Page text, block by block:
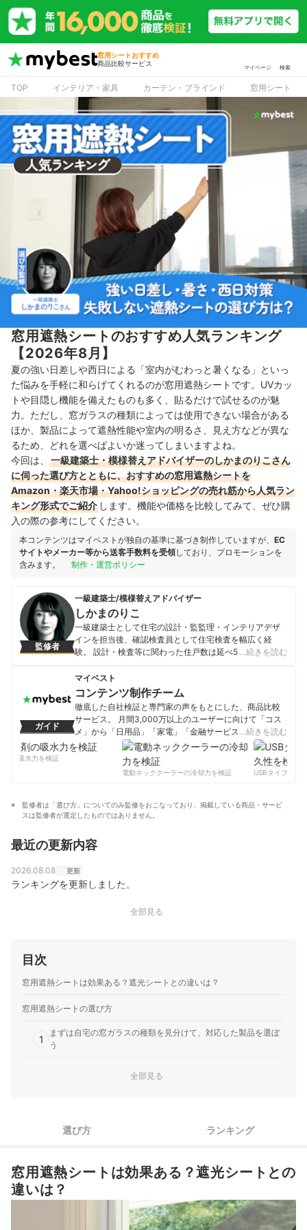
窓用シートおすすめ
商品比較サービス
マイページ 検索
TOP インテリア・家具 カーテン・ブラインド 窓用シート
窓用遮熱シートのおすすめ人気ランキング
【2026年8月】
夏の強い日差しや西日による「室内がむわっと暑くなる」といっ
た悩みを手軽に和らげてくれるのが窓用遮熱シートです。UVカッ
トや目隠し機能を備えたものも多く、貼るだけで試せるのが魅
力。ただし、窓ガラスの種類によっては使用できない場合がある
ほか、製品によって遮熱性能や室内の明るさ、見え方などが異な
るため、どれを選べばよいか迷ってしまいますよね。
今回は、
一級建築士・模様替えアドバイザーのしかまのりこさん
に伺った選び方とともに、おすすめの窓用遮熱シートを
Amazon・楽天市場・Yahoo!ショッピングの売れ筋から人気ラン
キング形式でご紹介 します。機能や価格を比較してみて、ぜひ購
入の際の参考にしてください。
本コンテンツはマイベストが独自の基準に基づき制作していますが、 EC
サイトやメーカー等から送客手数料を受領しており、プロモーションを
含みます。
制作・運営ポリシー
監修者
一級建築士/模様替えアドバイザー
しかまのりこ
一級建築士として住宅の設計・監監理・インテリアデザ
インを担当後、確認検査員として住宅検査を幅広く経
験。 設計・検査等に関わった住戸数は延べ5,000軒以上
納」の観点から整える独自メソッドにより、 機能的な空
間づくりのアドバイスをおこない、TVや雑誌でも活躍
中。著書に『家具配置のルール』『狭い家でも子どもと
快適に暮らすための部屋作りのルール』（彩図社）など
がある。
しかまのりこのプロフィール
…続きを読む
ガイド
マイベスト
コンテンツ制作チーム
徹底した自社検証と専門家の声をもとにした、商品比較
サービス。 月間3,000万以上のユーザーに向けて「コス
メ」から「日用品」「家電」「金融サービス」まで、ベ
ストな商品を選んでもらうために、毎日コンテンツを制
コンテンツ制作チームのプロフィール
…続きを読む
の吸水力を検証
電動ネッククーラーの冷却力を検証
USBタイプCケー
監修者は「選び方」についてのみ監修をおこなっており、掲載している商品・サービ
スは監修者が選定したものではありません。
最近の更新内容
2026.08.08 更新
ランキングを更新しました。
全部見る
目次
窓用遮熱シートは効果ある？遮光シートとの違いは？
窓用遮熱シートの選び方
1
まずは自宅の窓ガラスの種類を見分けて、対応した製品を選ぼ
う
目的に合わせて、タイプを選ぼう
賃貸住宅なら水貼り・静電吸着タイプがおすすめ
窓用遮熱シート全29商品おすすめ人気ランキング
全部見る
選び方 ランキング
窓用遮熱シートは効果ある？遮光シートとの
違いは？